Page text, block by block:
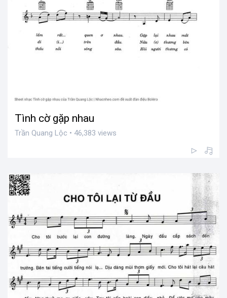
Tình cờ gặp nhau
Trần Quang Lộc • 46,383 views